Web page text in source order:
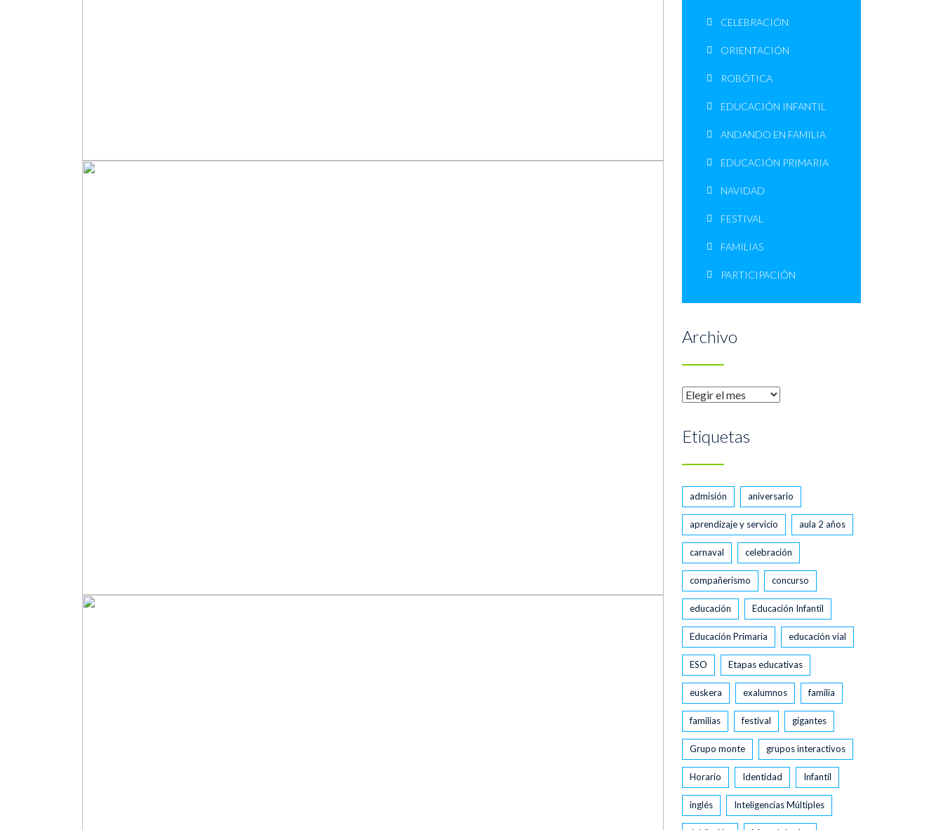
CELEBRACIÓN
ORIENTACIÓN
ROBÓTICA
EDUCACIÓN INFANTIL
ANDANDO EN FAMILIA
EDUCACIÓN PRIMARIA
NAVIDAD
FESTIVAL
FAMILIAS
PARTICIPACIÓN
Archivo
Archivo
Etiquetas
admisión aniversario
aprendizaje y servicio aula 2 años
carnaval celebración
compañerismo concurso
educación Educación Infantil
Educación Primaria educación vial
ESO Etapas educativas
euskera exalumnos familia
familias festival gigantes
Grupo monte grupos interactivos
Horario Identidad Infantil
inglés Inteligencias Múltiples